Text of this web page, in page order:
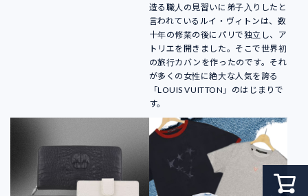
造る職人の見習いに弟子入りしたと
言われているルイ・ヴィトンは、数
十年の修業の後にパリで独立し、ア
トリエを開きました。そこで世界初
の旅行カバンを作ったのです。それ
が多くの女性に絶大な人気を誇る
「LOUIS VUITTON」のはじまりで
す。